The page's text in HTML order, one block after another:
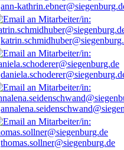
ann-
thomas.sollner@siegenburg.de